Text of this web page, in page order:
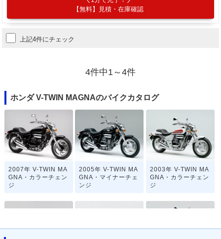
【無料】見積・在庫確認
上記4件にチェック
4件中1～4件
ホンダ V-TWIN MAGNAのバイクカタログ
2007年 V-TWIN MA
GNA・カラーチェン
ジ
2005年 V-TWIN MA
GNA・マイナーチェ
ンジ
2003年 V-TWIN MA
GNA・カラーチェン
ジ